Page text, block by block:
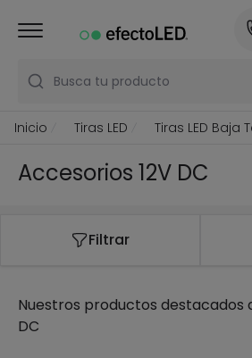
Busca tu producto
Inicio Tiras LED Tiras LED Baja
Accesorios 12V DC
Filtrar
Nuestros productos destacados
DC